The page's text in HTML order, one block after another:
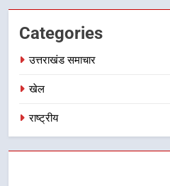
Categories
उत्तराखंड समाचार
खेल
राष्ट्रीय